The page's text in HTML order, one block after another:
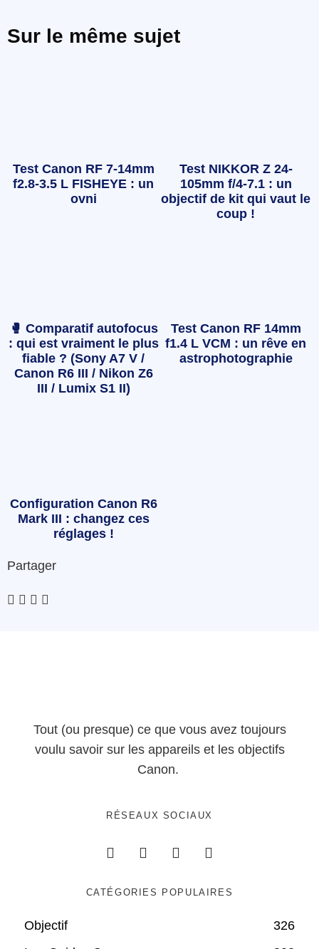
Sur le même sujet
Test Canon RF 7-14mm
f2.8-3.5 L FISHEYE : un
ovni
Test NIKKOR Z 24-
105mm f/4-7.1 : un
objectif de kit qui vaut le
coup !
🥊 Comparatif autofocus
: qui est vraiment le plus
fiable ? (Sony A7 V /
Canon R6 III / Nikon Z6
III / Lumix S1 II)
Test Canon RF 14mm
f1.4 L VCM : un rêve en
astrophotographie
Configuration Canon R6
Mark III : changez ces
réglages !
Partager
Tout (ou presque) ce que vous avez toujours
voulu savoir sur les appareils et les objectifs
Canon.
RÉSEAUX SOCIAUX
CATÉGORIES POPULAIRES
Objectif
326